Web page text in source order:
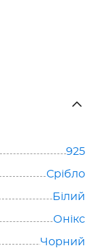
925
Срібло
Білий
Онікс
Чорний